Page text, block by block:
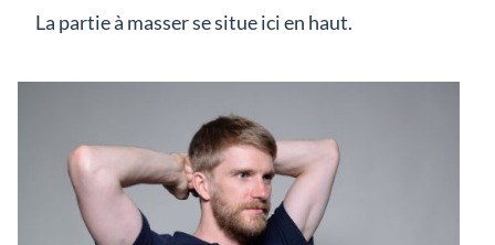
La partie à masser se situe ici en haut.